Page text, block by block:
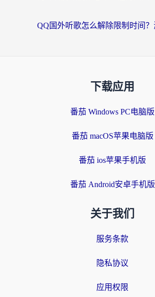
下载应用
番茄 Windows PC电脑版
番茄 macOS苹果电脑版
番茄 ios苹果手机版
番茄 Android安卓手机版
关于我们
服务条款
隐私协议
应用权限